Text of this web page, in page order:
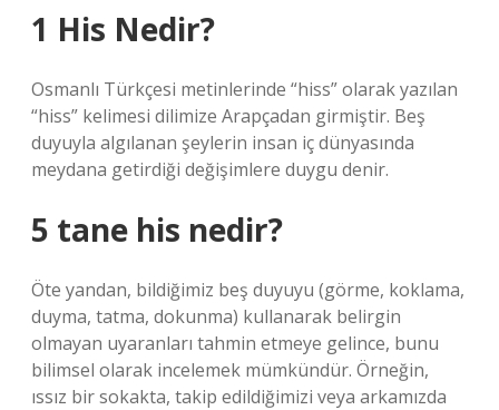
1 His Nedir?
Osmanlı Türkçesi metinlerinde “hiss” olarak yazılan
“hiss” kelimesi dilimize Arapçadan girmiştir. Beş
duyuyla algılanan şeylerin insan iç dünyasında
meydana getirdiği değişimlere duygu denir.
5 tane his nedir?
Öte yandan, bildiğimiz beş duyuyu (görme, koklama,
duyma, tatma, dokunma) kullanarak belirgin
olmayan uyaranları tahmin etmeye gelince, bunu
bilimsel olarak incelemek mümkündür. Örneğin,
ıssız bir sokakta, takip edildiğimizi veya arkamızda